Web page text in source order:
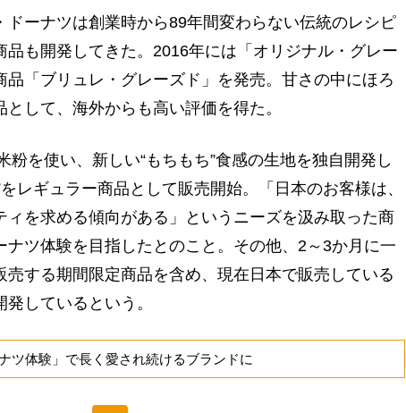
ーナツは創業時から89年間変わらない伝統のレシピ
品も開発してきた。2016年には「オリジナル・グレー
品「ブリュレ・グレーズド」を発売。甘さの中にほろ
して、海外からも高い評価を得た。
を使い、新しい“もちもち”食感の生地を独自開発し
レギュラー商品として販売開始。「日本のお客様は、
ィを求める傾向がある」というニーズを汲み取った商
ナツ体験を目指したとのこと。その他、2～3か月に一
売する期間限定商品を含め、現在日本で販売している
しているという。
ツ体験」で長く愛され続けるブランドに